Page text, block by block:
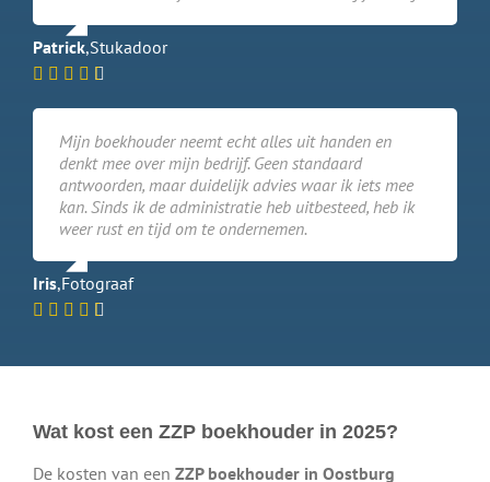
Patrick,Stukadoor
Mijn boekhouder neemt echt alles uit handen en
denkt mee over mijn bedrijf. Geen standaard
antwoorden, maar duidelijk advies waar ik iets mee
kan. Sinds ik de administratie heb uitbesteed, heb ik
weer rust en tijd om te ondernemen.
Iris,Fotograaf
Wat kost een ZZP boekhouder in 2025?
De kosten van een ZZP boekhouder in Oostburg